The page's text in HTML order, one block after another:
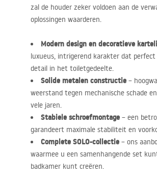
zal de houder zeker voldoen aan de
oplossingen waarderen.
Modern design en decoratieve
luxueus, intrigerend karakter dat
detail in het toiletgedeelte.
Solide metalen constructie –
weerstand tegen mechanische schade
vele jaren.
Stabiele schroefmontage – een
garandeert maximale stabiliteit en
Complete SOLO-collectie – ons
waarmee u een samenhangende set
badkamer kunt creëren.